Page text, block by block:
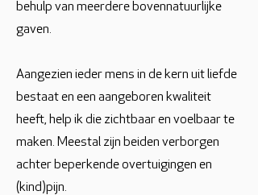
behulp van meerdere bovennatuurlijke
gaven.
Aangezien ieder mens in de kern uit liefde
bestaat en een aangeboren kwaliteit
heeft, help ik die zichtbaar en voelbaar te
maken. Meestal zijn beiden verborgen
achter beperkende overtuigingen en
(kind)pijn.